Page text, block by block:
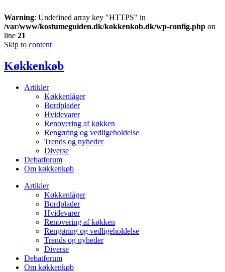
Warning: Undefined array key "HTTPS" in
/var/www/kostumeguiden.dk/kokkenkob.dk/wp-config.php on
line 21
Skip to content
Køkkenkøb
Artikler
Køkkenlåger
Bordplader
Hvidevarer
Renovering af køkken
Rengøring og vedligeholdelse
Trends og nyheder
Diverse
Debatforum
Om køkkenkøb
Artikler
Køkkenlåger
Bordplader
Hvidevarer
Renovering af køkken
Rengøring og vedligeholdelse
Trends og nyheder
Diverse
Debatforum
Om køkkenkøb